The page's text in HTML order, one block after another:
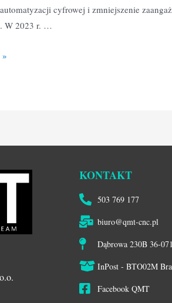
cyfrowej i zmniejszenie
W 2023 r. …
»
KONTAKT
503 769 177
biuro@qmt-cnc.pl
Dąbrowa 230B 36-
InPost - BTO02M
Facebook QMT